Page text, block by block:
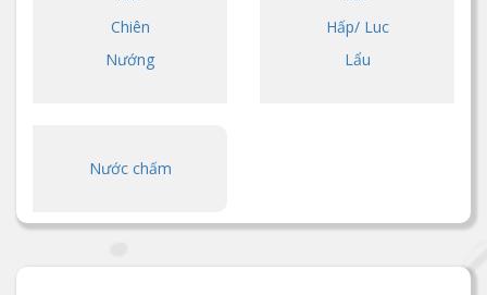
Chiên
Nướng
Hấp/ Luc
Lẩu
Nước chấm